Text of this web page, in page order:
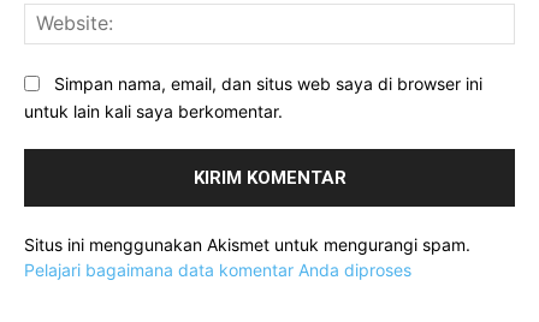
Simpan nama, email, dan situs web saya di browser ini
untuk lain kali saya berkomentar.
Situs ini menggunakan Akismet untuk mengurangi spam.
Pelajari bagaimana data komentar Anda diproses